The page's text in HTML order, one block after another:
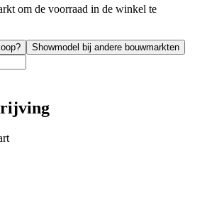
om de voorraad in de winkel te
Showmodel bij andere bouwmarkten